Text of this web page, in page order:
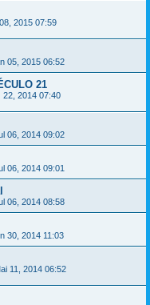
2015 07:59
05, 2015 06:52
21
22, 2014 07:40
06, 2014 09:02
06, 2014 09:01
06, 2014 08:58
30, 2014 11:03
11, 2014 06:52